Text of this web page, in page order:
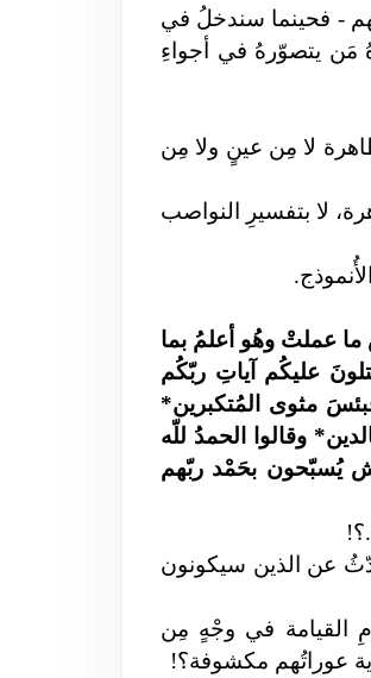
- فحينما سندخلُ في
مَن يتصوّرهُ في أجواءِ
لا مِن عينٍ ولا مِن
لا بتفسيرِ النواصب
عملتْ وهُو أعلمُ بما
عليكُم آياتِ ربّكُم
مثوى المُتكبرين*
وقالوا الحمدُ للّه
يُسبّحون بحَمْد ربّهم
عن الذين سيكونون
القيامة في وجْهٍ مِن
عوراتُهم مكشوفة؟!